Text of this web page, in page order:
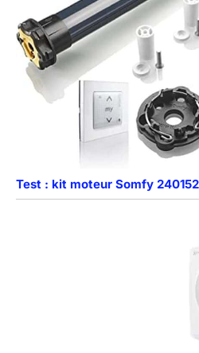
Test : kit moteur Somfy